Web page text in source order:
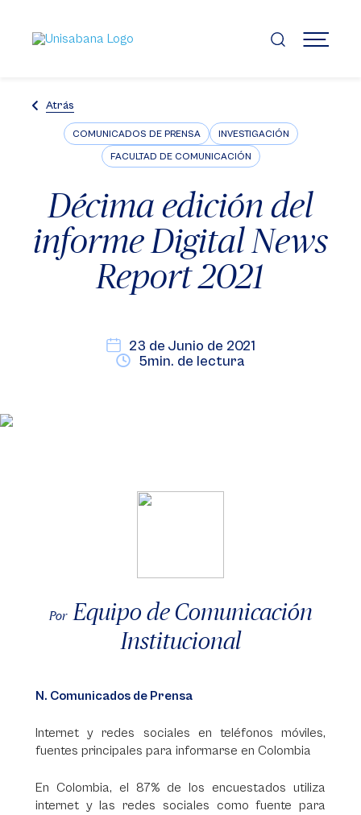
contenido
principal
MENÚ
Atrás
COMUNICADOS DE PRENSA INVESTIGACIÓN
FACULTAD DE COMUNICACIÓN
Décima edición del
informe Digital News
Report 2021
23 de Junio de 2021
5min. de lectura
Por Equipo de Comunicación
Institucional
N. Comunicados de Prensa
Internet y redes sociales en teléfonos móviles,
fuentes principales para informarse en Colombia
En Colombia, el 87% de los encuestados utiliza
internet y las redes sociales como fuente para